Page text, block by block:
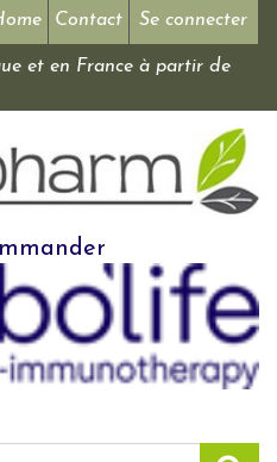
Se connecter
Contact
et en France à partir de